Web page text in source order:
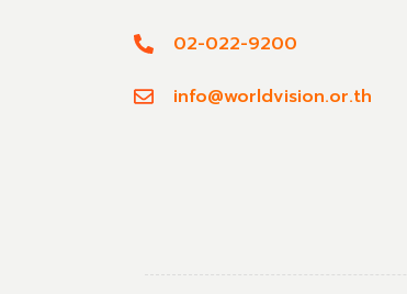
02-022-9200
info@worldvision.or.th